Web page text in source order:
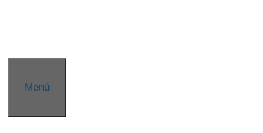
Menú